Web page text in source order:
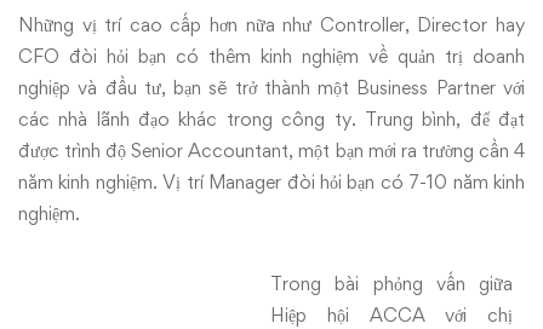
Những vị trí cao cấp hơn nữa như Controller, Director hay
CFO đòi hỏi bạn có thêm kinh nghiệm về quản trị doanh
nghiệp và đầu tư, bạn sẽ trở thành một Business Partner với
các nhà lãnh đạo khác trong công ty. Trung bình, để đạt
được trình độ Senior Accountant, một bạn mới ra trường cần 4
năm kinh nghiệm. Vị trí Manager đòi hỏi bạn có 7-10 năm kinh
nghiệm.
Trong bài phỏng vấn giữa
Hiệp hội ACCA với chị